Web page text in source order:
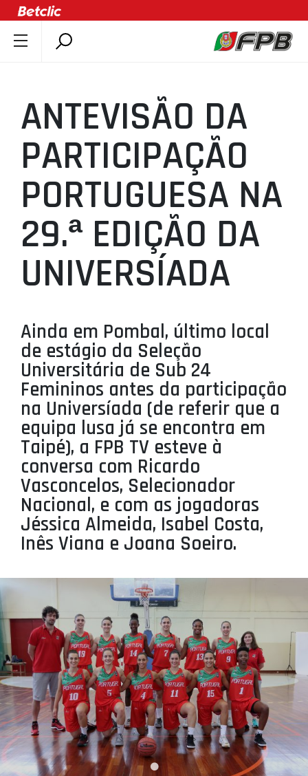
ÚLTIMAS
COMPETIÇÕES
ASSOCIAÇÕES
CLUBES
AGENTES
AGENDA
SELEÇÕES
MINIBASQUETE
PROJETOS
LIGA BETCLIC MASCULINA
LIGA BETCLIC FEMININA
ANTEVISÃO DA
PARTICIPAÇÃO
PORTUGUESA NA
29.ª EDIÇÃO DA
UNIVERSÍADA
Ainda em Pombal, último local
de estágio da Seleção
Universitária de Sub 24
Femininos antes da participação
na Universíada (de referir que a
equipa lusa já se encontra em
Taipé), a FPB TV esteve à
conversa com Ricardo
Vasconcelos, Selecionador
Nacional, e com as jogadoras
Jéssica Almeida, Isabel Costa,
Inês Viana e Joana Soeiro.